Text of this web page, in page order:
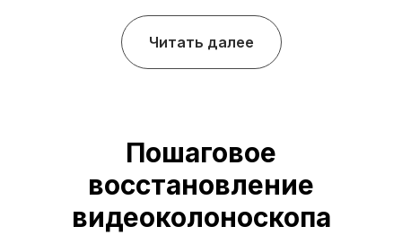
Читать далее
Пошаговое
восстановление
видеоколоноскопа